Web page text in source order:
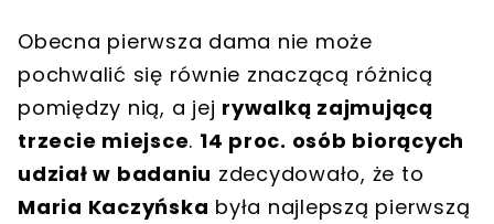
Obecna pierwsza dama nie może
pochwalić się równie znaczącą różnicą
pomiędzy nią, a jej rywalką zajmującą
trzecie miejsce. 14 proc. osób biorących
udział w badaniu zdecydowało, że to
Maria Kaczyńska była najlepszą pierwszą